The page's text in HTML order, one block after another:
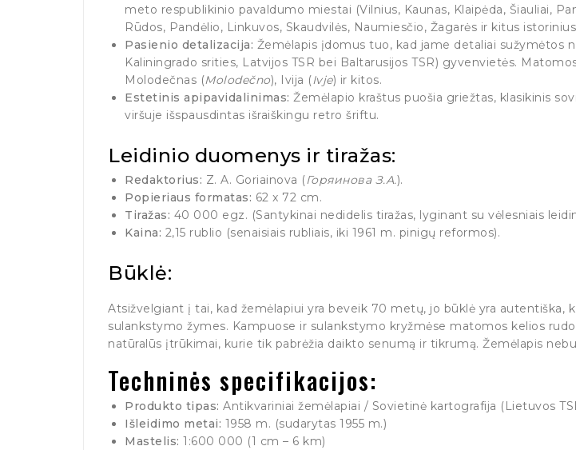
meto respublikinio pavaldumo miestai (Vilnius, Kaunas, Klaipėda, Šiauliai,
Rūdos, Pandėlio, Linkuvos, Skaudvilės, Naumiesčio, Žagarės ir kitus
Pasienio detalizacija: Žemėlapis įdomus tuo, kad jame detaliai sužymėtos
Kaliningrado srities, Latvijos TSR bei Baltarusijos TSR) gyvenvietės.
Molodečnas (Molodečno), Ivija (Ivje) ir kitos.
Estetinis apipavidalinimas: Žemėlapio kraštus puošia griežtas, klasikinis
viršuje išspausdintas išraiškingu retro šriftu.
Leidinio duomenys ir tiražas:
Redaktorius: Z. A. Goriainova (Горяинова З.А.).
Popieriaus formatas: 62 x 72 cm.
Tiražas: 40 000 egz. (Santykinai nedidelis tiražas, lyginant su vėlesniais
Kaina: 2,15 rublio (senaisiais rubliais, iki 1961 m. pinigų reformos).
Būklė:
Atsižvelgiant į tai, kad žemėlapiui yra beveik 70 metų, jo būklė yra autentiška,
sulankstymo žymes. Kampuose ir sulankstymo kryžmėse matomos kelios
natūralūs įtrūkimai, kurie tik pabrėžia daikto senumą ir tikrumą. Žemėlapis
Techninės specifikacijos:
Produkto tipas: Antikvariniai žemėlapiai / Sovietinė kartografija (Lietuvos
Išleidimo metai: 1958 m. (sudarytas 1955 m.)
Mastelis: 1:600 000 (1 cm – 6 km)